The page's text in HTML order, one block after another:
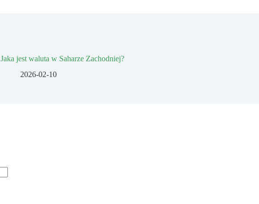
Jaka jest waluta w Saharze Zachodniej?
2026-02-10